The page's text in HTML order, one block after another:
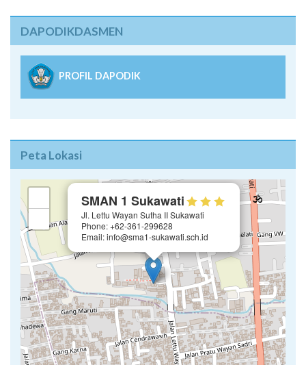
DAPODIKDASMEN
PROFIL DAPODIK
Peta Lokasi
SMAN 1 Sukawati
Jl. Lettu Wayan Sutha II Sukawati
Phone: +62-361-299628
Email: info@sma1-sukawati.sch.id